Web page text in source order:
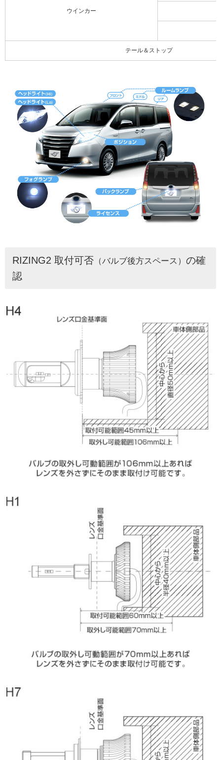
ウインカー
テール＆ストップ
RIZING2 取付可否 （バルブ後方スペース） の確
認